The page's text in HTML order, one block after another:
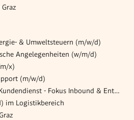
& Umweltsteuern (m/w/d)
Angelegenheiten (w/m/d)
x)
(m/w/d)
Mitarbeiter:In (m/w/d) im Kundendienst - Fokus Inbound & Entwicklung Backline
im Logistikbereich